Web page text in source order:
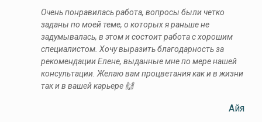
Очень понравилась работа, вопросы были четко
заданы по моей теме, о которых я раньше не
задумывалась, в этом и состоит работа с хорошим
специалистом. Хочу выразить благодарность за
рекомендации Елене, выданные мне по мере нашей
консультации. Желаю вам процветания как и в жизни
так и в вашей карьере 🙌
Айя